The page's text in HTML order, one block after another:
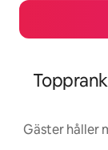
Gäster håller